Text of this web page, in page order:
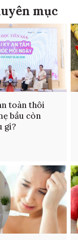
mục
toàn thôi
bầu còn
gì?